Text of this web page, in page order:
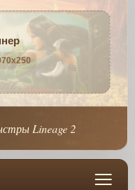
Lineage 2